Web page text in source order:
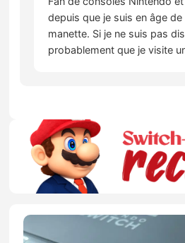
depuis que je suis en âge de
manette. Si je ne suis pas
probablement que je visite